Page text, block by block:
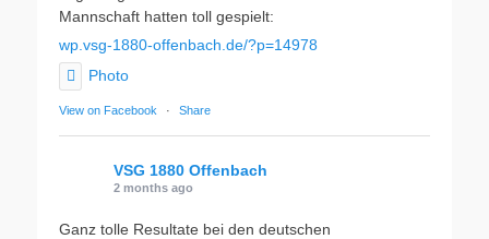
Mannschaft hatten toll gespielt:
wp.vsg-1880-offenbach.de/?p=14978
Photo
View on Facebook · Share
VSG 1880 Offenbach
2 months ago
Ganz tolle Resultate bei den deutschen